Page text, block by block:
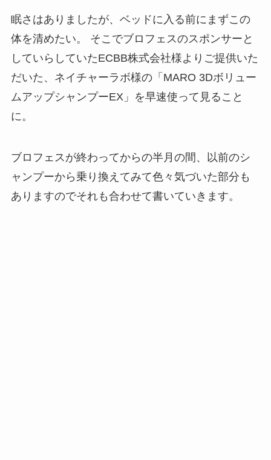
眠さはありましたが、ベッドに入る前にまずこの
体を清めたい。 そこでブロフェスのスポンサーと
していらしていたECBB株式会社様よりご提供いた
だいた、ネイチャーラボ様の「MARO 3Dボリュー
ムアップシャンプーEX」を早速使って見ること
に。
ブロフェスが終わってからの半月の間、以前のシ
ャンプーから乗り換えてみて色々気づいた部分も
ありますのでそれも合わせて書いていきます。